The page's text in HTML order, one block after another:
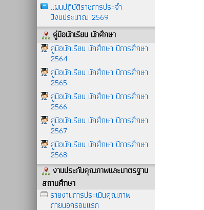
แผนปฏิบัติราชการประจำ
ปีงบประมาณ 2569
คู่มือนักเรียน นักศึกษา
คู่มือนักเรียน นักศึกษา ปีการศึกษา
2564
คู่มือนักเรียน นักศึกษา ปีการศึกษา
2565
คู่มือนักเรียน นักศึกษา ปีการศึกษา
2566
คู่มือนักเรียน นักศึกษา ปีการศึกษา
2567
คู่มือนักเรียน นักศึกษา ปีการศึกษา
2568
งานประกันคุณภาพและมาตรฐาน
สถานศึกษา
รายงานการประเมินคุณภาพ
ภายนอกรอบแรก